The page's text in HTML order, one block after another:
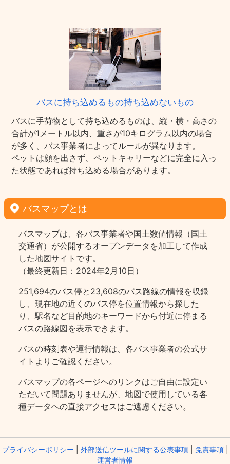
バスに持ち込めるもの持ち込めないもの
バスに手荷物として持ち込めるものは、縦・横・高さの
合計が1メートル以内、重さが10キログラム以内の場合
が多く、バス事業者によってルールが異なります。
ペットは顔を出さず、ペットキャリーなどに完全に入っ
た状態であれば持ち込める場合があります。
バスマップとは
バスマップは、各バス事業者や国土数値情報（国土
交通省）が公開するオープンデータを加工して作成
した地図サイトです。
（最終更新日：2024年2月10日）
251,694のバス停と23,608のバス路線の情報を収録
し、現在地の近くのバス停を位置情報から探した
り、駅名など目的地のキーワードから付近に停まる
バスの路線図を表示できます。
バスの時刻表や運行情報は、各バス事業者の公式サ
イトよりご確認ください。
バスマップの各ページヘのリンクはご自由に設定い
ただいて問題ありませんが、地図で使用している各
種データへの直接アクセスはご遠慮ください。
プライバシーポリシー 外部送信ツールに関する公表事項| 免責事項|
運営者情報